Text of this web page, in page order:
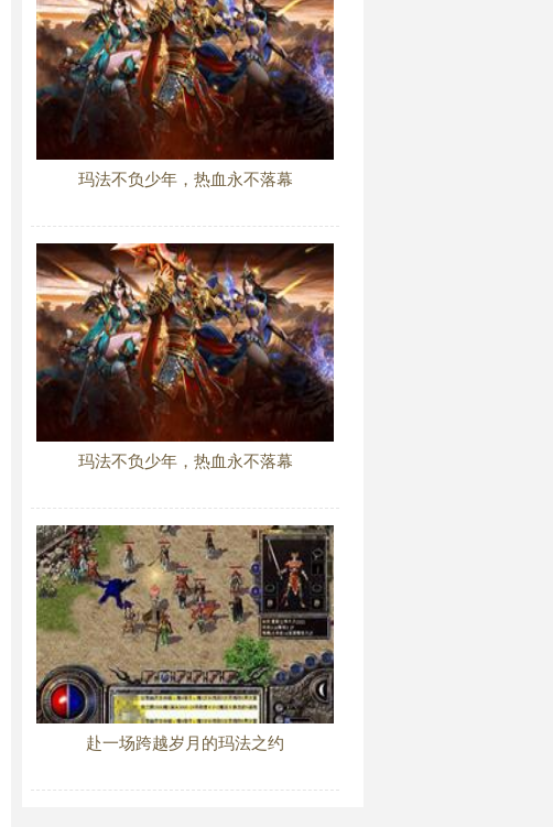
玛法不负少年，热血永不落幕
玛法不负少年，热血永不落幕
赴一场跨越岁月的玛法之约